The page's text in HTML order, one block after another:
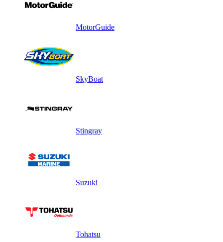
MotorGuide
SkyBoat
Stingray
Suzuki
Tohatsu